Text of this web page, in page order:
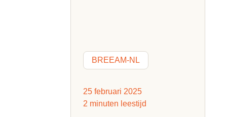
BREEAM-NL
25 februari 2025
2 minuten leestijd